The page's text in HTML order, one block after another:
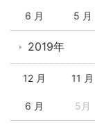
6 月 5 月
2019年
12 月 11 月
6 月 5月